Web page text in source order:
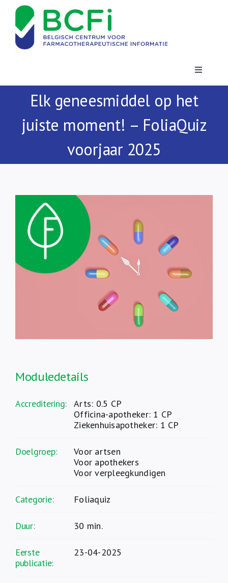
content
Toggle
Nieuws
Publicaties
Vorming
Contact
Over ons
FR
Elk geneesmiddel op het
juiste moment! – FoliaQuiz
voorjaar 2025
Moduledetails
Accreditering:
Arts: 0.5 CP
Officina-apotheker: 1 CP
Ziekenhuisapotheker: 1 CP
Doelgroep:
Voor artsen
Voor apothekers
Voor verpleegkundigen
Categorie: Foliaquiz
Duur: 30 min.
Eerste
publicatie:
23-04-2025